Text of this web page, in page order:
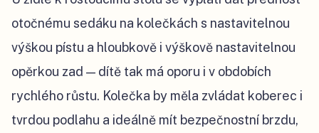
otočnému sedáku na kolečkách s nastavitelnou
výškou pístu a hloubkově i výškově nastavitelnou
opěrkou zad — dítě tak má oporu i v obdobích
rychlého růstu. Kolečka by měla zvládat koberec i
tvrdou podlahu a ideálně mít bezpečnostní brzdu,